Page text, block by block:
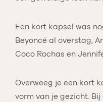
Een kort kapsel was
Beyoncé al overstag,
Coco Rochas en
Overweeg je een kort
vorm van je gezicht.